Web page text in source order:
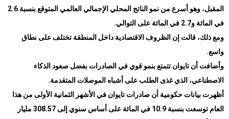
المقبل، وهو أسرع من نمو الناتج المحلي الإجمالي العالمي المتوقع بنسبة 2.6
في المائة و2.7 في المائة على التوالي
.
ومع ذلك، قالت إن الظروف الاقتصادية داخل المنطقة تختلف على نطاق
واسع.
وأضافت أن تايوان تتمتع بنمو قوي في الصادرات بفضل صعود الذكاء
الاصطناعي، الذي غذى الطلب على أشباه الموصلات المتقدمة.
أظهرت بيانات حكومية أن صادرات تايوان في الأشهر الثمانية الأولى من هذا
العام توسعت بنسبة 10.9 في المائة على أساس سنوي إلى 308.57 مليار